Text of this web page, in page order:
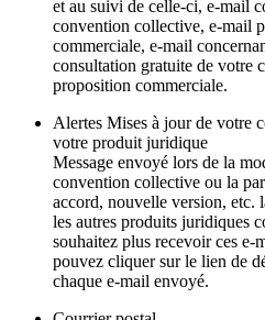
et au suivi de celle-ci, e-mail
convention collective, e-mail
commerciale, e-mail
consultation gratuite de votre
proposition commerciale.
Alertes Mises à jour de votre
votre produit juridique
Message envoyé lors de la
convention collective ou la
accord, nouvelle version, etc.
les autres produits juridiques
souhaitez plus recevoir ces
pouvez cliquer sur le lien de
chaque e-mail envoyé.